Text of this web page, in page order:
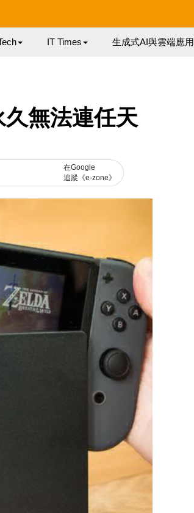
IT Times 生成式AI與雲端應用
無法連任天
在Google
追蹤《e-zone》